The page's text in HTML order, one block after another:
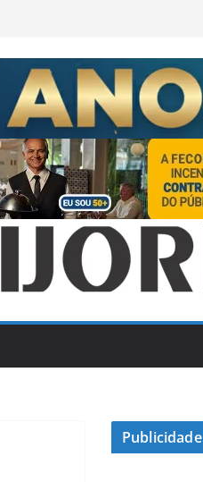
Publicidade